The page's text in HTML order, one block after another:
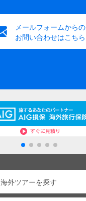
メールフォームからの
お問い合わせはこちら
海外ツアーを探す